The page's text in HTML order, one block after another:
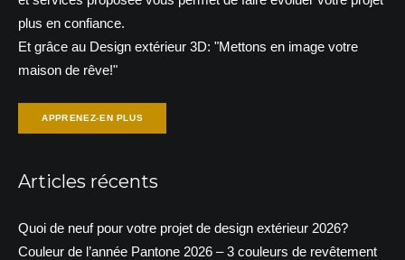
plus en confiance.
Et grâce au Design extérieur 3D: "Mettons en image votre
maison de rêve!"
APPRENEZ-EN PLUS
Articles récents
Quoi de neuf pour votre projet de design extérieur 2026?
Couleur de l’année Pantone 2026 – 3 couleurs de revêtement